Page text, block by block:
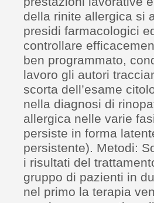
della rinite allergica si
presidi farmacologici
controllare
ben programmato,
lavoro gli autori
scorta dell’esame
nella diagnosi di
allergica nelle varie
persiste in forma
persistente). Metodi:
i risultati del
gruppo di pazienti in
nel primo la terapia